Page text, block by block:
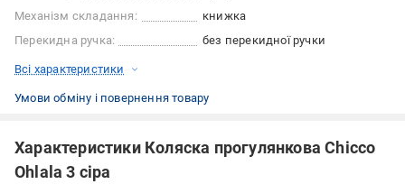
Механізм складання:
книжка
Перекидна ручка:
без перекидної ручки
Всі характеристики
Умови обміну і повернення товару
Характеристики Коляска прогулянкова Chicco
Ohlala 3 сіра